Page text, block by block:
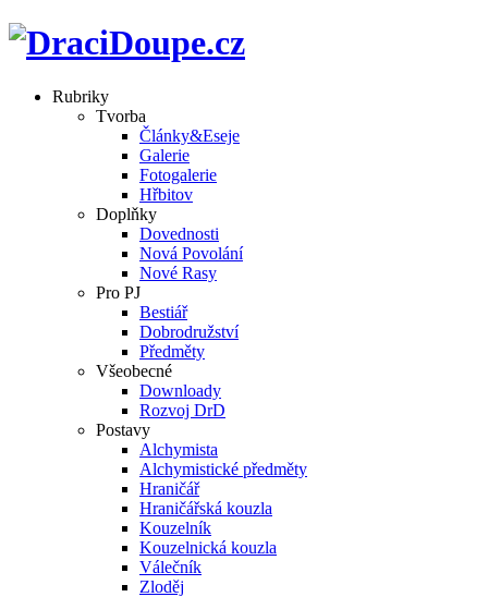
Rubriky
Tvorba
Články&Eseje
Galerie
Fotogalerie
Hřbitov
Doplňky
Dovednosti
Nová Povolání
Nové Rasy
Pro PJ
Bestiář
Dobrodružství
Předměty
Všeobecné
Downloady
Rozvoj DrD
Postavy
Alchymista
Alchymistické předměty
Hraničář
Hraničářská kouzla
Kouzelník
Kouzelnická kouzla
Válečník
Zloděj